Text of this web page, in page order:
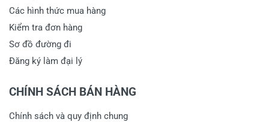
Các hình thức mua hàng
Kiểm tra đơn hàng
Sơ đồ đường đi
Đăng ký làm đại lý
CHÍNH SÁCH BÁN HÀNG
Chính sách và quy định chung